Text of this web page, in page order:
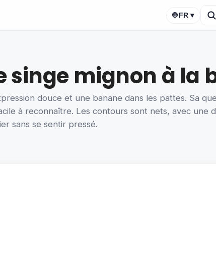
🌐 FR ▾
mignon à la
douce et une banane dans les pattes. Sa
à reconnaître. Les contours sont nets, avec une
sans se sentir pressé.